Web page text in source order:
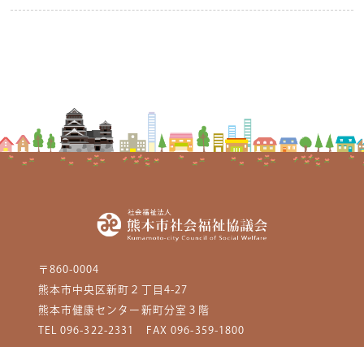
〒860-0004
熊本市中央区新町２丁目4-27
熊本市健康センター新町分室３階
TEL 096-322-2331 FAX 096-359-1800